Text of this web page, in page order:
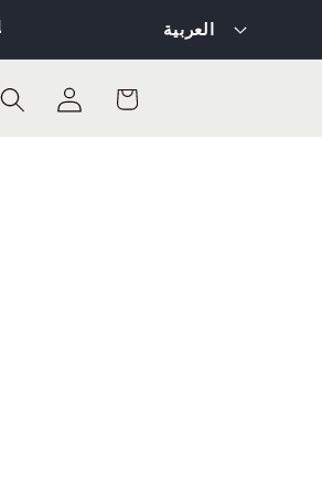
غ
ة
العربية
تسجيل
الدخول
التسوق